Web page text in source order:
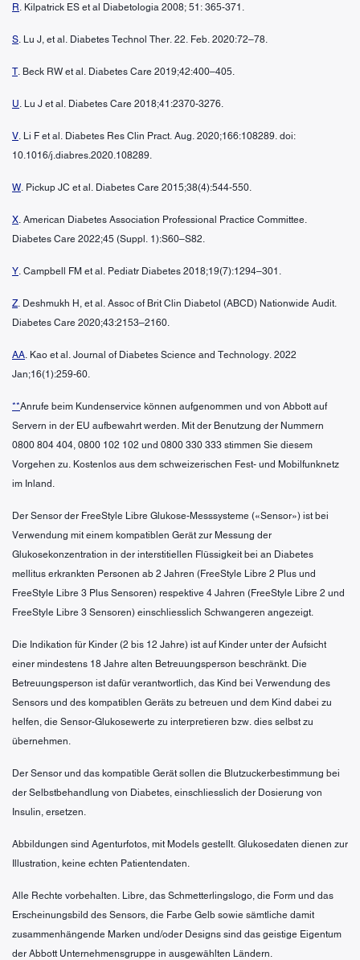
R. Kilpatrick ES et al Diabetologia 2008; 51: 365-371.
S. Lu J, et al. Diabetes Technol Ther. 22. Feb. 2020:72–78.
T. Beck RW et al. Diabetes Care 2019;42:400–405.
U. Lu J et al. Diabetes Care 2018;41:2370-3276.
V. Li F et al. Diabetes Res Clin Pract. Aug. 2020;166:108289. doi:
10.1016/j.diabres.2020.108289.
W. Pickup JC et al. Diabetes Care 2015;38(4):544-550.
X. American Diabetes Association Professional Practice Committee.
Diabetes Care 2022;45 (Suppl. 1):S60–S82.
Y. Campbell FM et al. Pediatr Diabetes 2018;19(7):1294–301.
Z. Deshmukh H, et al. Assoc of Brit Clin Diabetol (ABCD) Nationwide Audit.
Diabetes Care 2020;43:2153–2160.
AA. Kao et al. Journal of Diabetes Science and Technology. 2022
Jan;16(1):259-60.
**Anrufe beim Kundenservice können aufgenommen und von Abbott auf
Servern in der EU aufbewahrt werden. Mit der Benutzung der Nummern
0800 804 404, 0800 102 102 und 0800 330 333 stimmen Sie diesem
Vorgehen zu. Kostenlos aus dem schweizerischen Fest- und Mobilfunknetz
im Inland.
Der Sensor der FreeStyle Libre Glukose-Messsysteme («Sensor») ist bei
Verwendung mit einem kompatiblen Gerät zur Messung der
Glukosekonzentration in der interstitiellen Flüssigkeit bei an Diabetes
mellitus erkrankten Personen ab 2 Jahren (FreeStyle Libre 2 Plus und
FreeStyle Libre 3 Plus Sensoren) respektive 4 Jahren (FreeStyle Libre 2 und
FreeStyle Libre 3 Sensoren) einschliesslich Schwangeren angezeigt.
Die Indikation für Kinder (2 bis 12 Jahre) ist auf Kinder unter der Aufsicht
einer mindestens 18 Jahre alten Betreuungsperson beschränkt. Die
Betreuungsperson ist dafür verantwortlich, das Kind bei Verwendung des
Sensors und des kompatiblen Geräts zu betreuen und dem Kind dabei zu
helfen, die Sensor-Glukosewerte zu interpretieren bzw. dies selbst zu
übernehmen.
Der Sensor und das kompatible Gerät sollen die Blutzuckerbestimmung bei
der Selbstbehandlung von Diabetes, einschliesslich der Dosierung von
Insulin, ersetzen.
Abbildungen sind Agenturfotos, mit Models gestellt. Glukosedaten dienen zur
Illustration, keine echten Patientendaten.
Alle Rechte vorbehalten. Libre, das Schmetterlingslogo, die Form und das
Erscheinungsbild des Sensors, die Farbe Gelb sowie sämtliche damit
zusammenhängende Marken und/oder Designs sind das geistige Eigentum
der Abbott Unternehmensgruppe in ausgewählten Ländern.